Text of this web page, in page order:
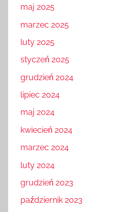
maj 2025
marzec 2025
luty 2025
styczeń 2025
grudzień 2024
lipiec 2024
maj 2024
kwiecień 2024
marzec 2024
luty 2024
grudzień 2023
październik 2023